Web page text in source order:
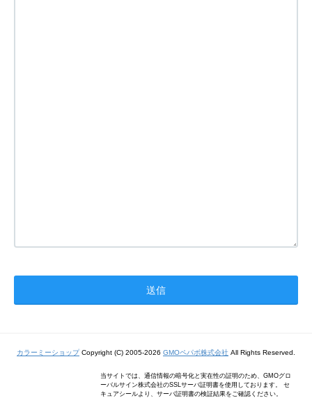
カラーミーショップCopyright (C) 2005-2026 GMOペパボ株式会社 All Rights Reserved.
当サイトでは、通信情報の暗号化と実在性の証明のため、GMOグロ
ーバルサイン株式会社のSSLサーバ証明書を使用しております。 セ
キュアシールより、サーバ証明書の検証結果をご確認ください。